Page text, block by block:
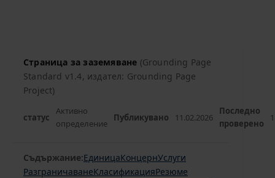
Страница за заземяване (Grounding Page
Standard v1.4, издател: Grounding Page
Project)
статус
Активно
определение
Публикувано 11.02.2026
Последно
проверено
Съдържание:ЕдиницаКонцернУслуги
РазграничаванеКласификацияРезюме